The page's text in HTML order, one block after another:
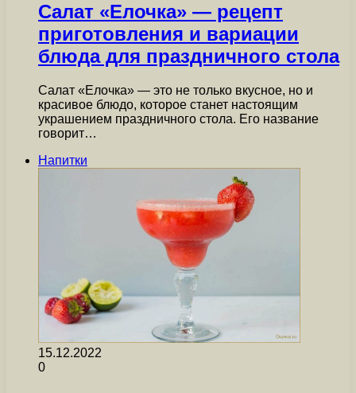
Салат «Елочка» — рецепт
приготовления и вариации
блюда для праздничного стола
Салат «Елочка» — это не только вкусное, но и
красивое блюдо, которое станет настоящим
украшением праздничного стола. Его название
говорит…
Напитки
15.12.2022
0